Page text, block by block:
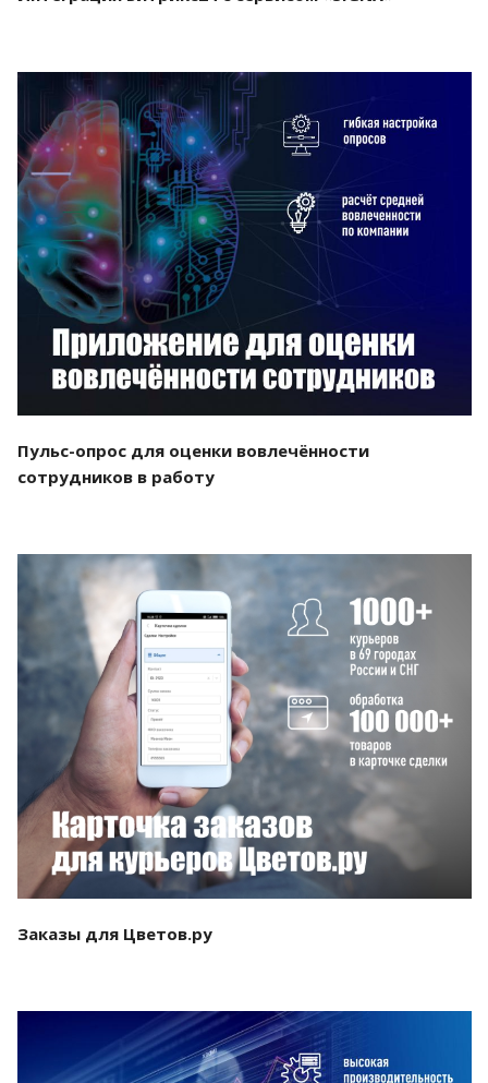
Смотреть проект
Пульс-опрос для оценки вовлечённости
сотрудников в работу
Смотреть проект
Заказы для Цветов.ру